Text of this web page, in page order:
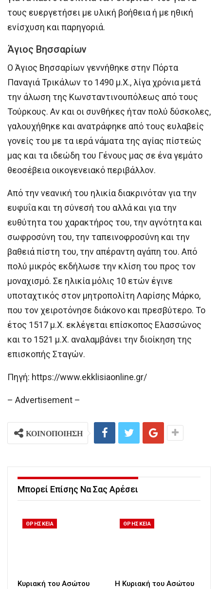
τους ευεργετήσει με υλική βοήθεια ή με ηθική
ενίσχυση και παρηγοριά.
Άγιος Βησσαρίων
Ο Άγιος Βησσαρίων γεννήθηκε στην Πόρτα
Παναγιά Τρικάλων το 1490 μ.Χ., λίγα χρόνια μετά
την άλωση της Κωνσταντινουπόλεως από τους
Τούρκους. Αν και οι συνθήκες ήταν πολύ δύσκολες,
γαλουχήθηκε και ανατράφηκε από τους ευλαβείς
γονείς του με τα ιερά νάματα της αγίας πίστεώς
μας και τα ιδεώδη του Γένους μας σε ένα γεμάτο
θεοσέβεια οικογενειακό περιβάλλον.
Από την νεανική του ηλικία διακρινόταν για την
ευφυΐα και τη σύνεσή του αλλά και για την
ευθύτητα του χαρακτήρος του, την αγνότητα και
σωφροσύνη του, την ταπεινοφροσύνη και την
βαθειά πίστη του, την απέραντη αγάπη του. Από
πολύ μικρός εκδήλωσε την κλίση του προς τον
μοναχισμό. Σε ηλικία μόλις 10 ετών έγινε
υποταχτικός στον μητροπολίτη Λαρίσης Μάρκο,
που τον χειροτόνησε διάκονο και πρεσβύτερο. Το
έτος 1517 μ.Χ. εκλέγεται επίσκοπος Ελασσώνος
και το 1521 μ.Χ. αναλαμβάνει την διοίκηση της
επισκοπής Σταγών.
Πηγή: https://www.ekklisiaonline.gr/
– Advertisement –
ΚΟΙΝΟΠΟΙΗΣΗ
Μπορεί Επίσης Να Σας Αρέσει
ΘΡΗΣΚΕΙΑ
Κυριακή του Ασώτου
ΘΡΗΣΚΕΙΑ
Η Κυριακή του Ασώτου